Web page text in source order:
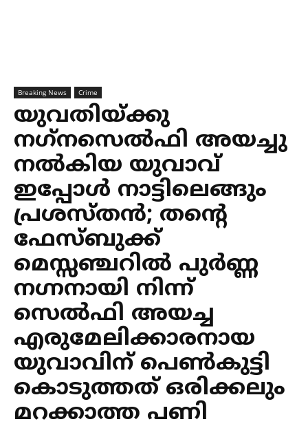
Breaking News Crime
യുവതിയ്ക്കു
നഗ്‌നസെല്‍ഫി അയച്ചു
നല്‍കിയ യുവാവ്
ഇപ്പോള്‍ നാട്ടിലെങ്ങും
പ്രശസ്തന്‍; തന്റെ
ഫേസ്ബുക്ക്
മെസ്സഞ്ചറില്‍ പുര്‍ണ്ണ
നഗ്നനായി നിന്ന്
സെല്‍ഫി അയച്ച
എരുമേലിക്കാരനായ
യുവാവിന് പെണ്‍കുട്ടി
കൊടുത്തത് ഒരിക്കലും
മറക്കാത്ത പണി